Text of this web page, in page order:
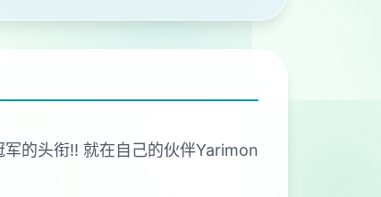
的头衔!! 就在自己的伙伴Yarimon